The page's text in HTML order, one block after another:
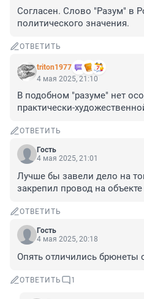
Согласен. Слово "Разум" в
политического значения.
ОТВЕТИТЬ
triton1977
4 мая 2025, 21:10
В подобном "разуме" нет
практически-
ОТВЕТИТЬ
Гость
4 мая 2025, 21:01
Лучше бы завели дело на
закрепил провод на
ОТВЕТИТЬ
Гость
4 мая 2025, 20:18
Опять отличились брюнеты
ОТВЕТИТЬ 1